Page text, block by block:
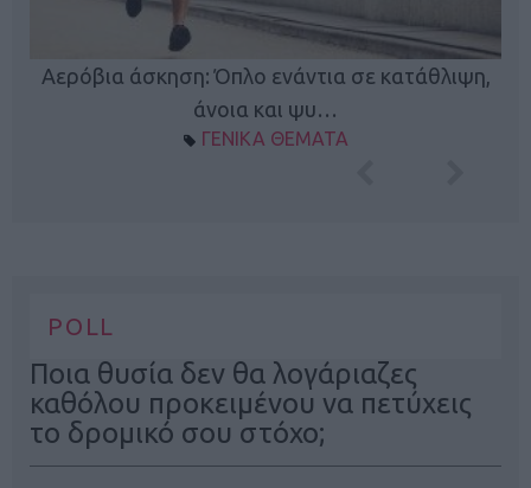
Αερόβια άσκηση: Όπλο ενάντια σε κατάθλιψη,
άνοια και ψυ…
ΓΕΝΙΚΑ ΘΕΜΑΤΑ
POLL
Ποια θυσία δεν θα λογάριαζες
καθόλου προκειμένου να πετύχεις
το δρομικό σου στόχο;